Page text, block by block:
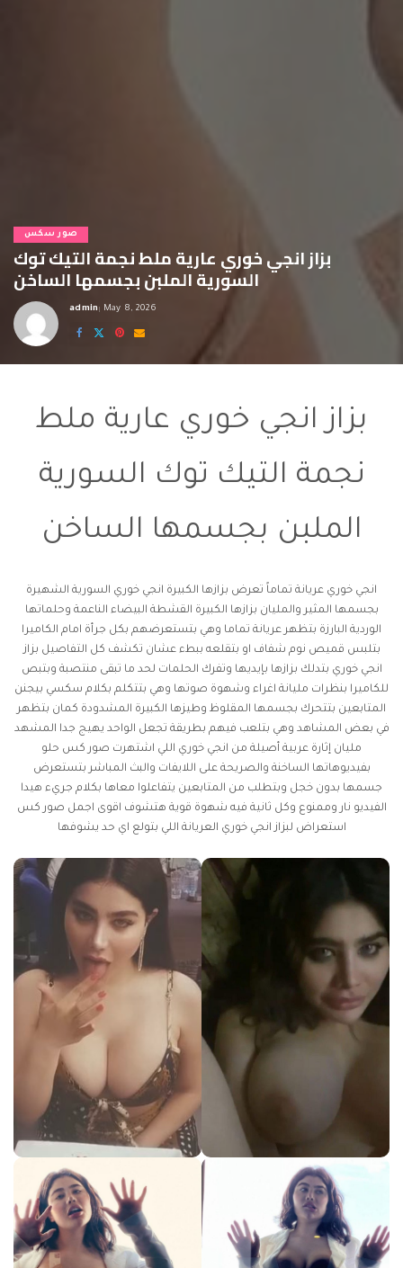
صور سكس
بزاز انجي خوري عارية ملط نجمة التيك توك
السورية الملبن بجسمها الساخن
by
admin May 8, 2026
بزاز انجي خوري عارية ملط
نجمة التيك توك السورية
الملبن بجسمها الساخن
انجي خوري عريانة تماماً تعرض بزازها الكبيرة انجي خوري السورية الشهيرة
بجسمها المثير والمليان بزازها الكبيرة القشطة البيضاء الناعمة وحلماتها
الوردية البارزة بتظهر عريانة تماما وهي بتستعرضهم بكل جرأة امام الكاميرا
بتلبس قميص نوم شفاف او بتقلعه ببطء عشان تكشف كل التفاصيل بزاز
انجي خوري بتدلك بزازها بإيديها وتفرك الحلمات لحد ما تبقى منتصبة وبتبص
للكاميرا بنظرات مليانة اغراء وشهوة صوتها وهي بتتكلم بكلام سكسي بيجنن
المتابعين بتتحرك بجسمها المقلوظ وطيزها الكبيرة المشدودة كمان بتظهر
في بعض المشاهد وهي بتلعب فيهم بطريقة تجعل الواحد يهيج جدا المشهد
مليان إثارة عربية أصيلة من انجي خوري اللي اشتهرت صور كس حلو
بفيديوهاتها الساخنة والصريحة على اللايفات والبث المباشر بتستعرض
جسمها بدون خجل وبتطلب من المتابعين يتفاعلوا معاها بكلام جريء هيدا
الفيديو نار وممنوع وكل ثانية فيه شهوة قوية هتشوف اقوى اجمل صور كس
استعراض لبزاز انجي خوري العريانة اللي بتولع اي حد يشوفها